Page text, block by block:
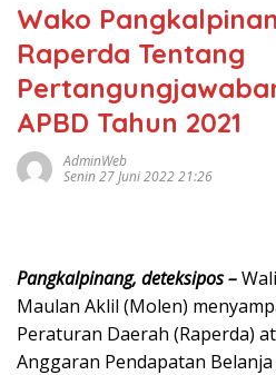
Wako
Raperda Tentang
APBD Tahun 2021
AdminWeb
Senin 27 Juni 2022 21:26
Pangkalpinang, deteksipos –
Maulan Aklil (Molen)
Peraturan Daerah (Raperda)
Anggaran Pendapatan Belanja